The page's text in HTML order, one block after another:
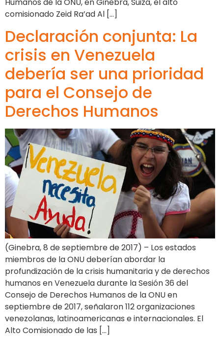
comisionado Zeid Ra’ad Al […]
Declaración conjunta: La
crisis en Venezuela
debería ser una prioridad
para el Consejo de
Derechos Humanos
(Ginebra, 8 de septiembre de 2017) – Los estados
miembros de la ONU deberían abordar la
profundización de la crisis humanitaria y de derechos
humanos en Venezuela durante la Sesión 36 del
Consejo de Derechos Humanos de la ONU en
septiembre de 2017, señalaron 112 organizaciones
venezolanas, latinoamericanas e internacionales. El
Alto Comisionado de las […]